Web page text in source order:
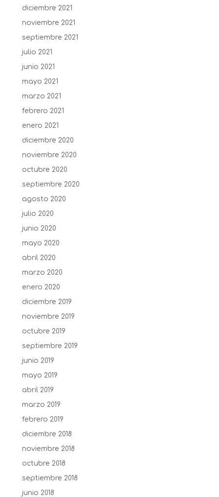
diciembre 2021
noviembre 2021
septiembre 2021
julio 2021
junio 2021
mayo 2021
marzo 2021
febrero 2021
enero 2021
diciembre 2020
noviembre 2020
octubre 2020
septiembre 2020
agosto 2020
julio 2020
junio 2020
mayo 2020
abril 2020
marzo 2020
enero 2020
diciembre 2019
noviembre 2019
octubre 2019
septiembre 2019
junio 2019
mayo 2019
abril 2019
marzo 2019
febrero 2019
diciembre 2018
noviembre 2018
octubre 2018
septiembre 2018
junio 2018